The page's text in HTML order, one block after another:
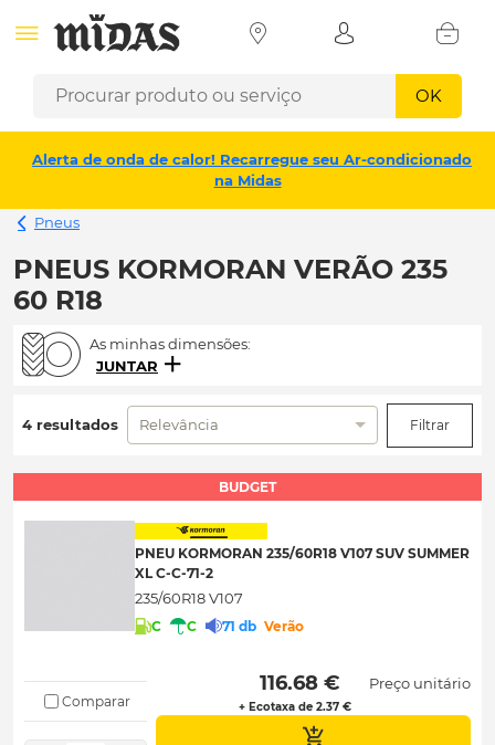
OK
Alerta de onda de calor! Recarregue seu Ar-condicionado
na Midas
Pneus
PNEUS KORMORAN VERÃO 235
60 R18
As minhas dimensões:
JUNTAR
4 resultados Relevância Filtrar
BUDGET
PNEU KORMORAN 235/60R18 V107 SUV SUMMER
XL C-C-71-2
235/60R18 V107
C C 71 db Verão
Comparar
116.68 €
+ Ecotaxa de 2.37 €
Preço unitário